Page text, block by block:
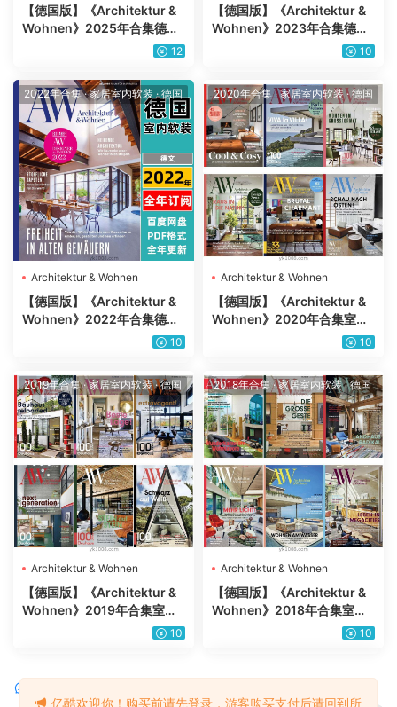
【德国版】《Architektur &
Wohnen》2025年合集德国
室内软装设计装饰pdf杂志 12
【德国版】《Architektur &
Wohnen》2023年合集德国
室内软装设计装饰pdf杂志 10
2022年合集·家居室内软装 ·德国
Architektur & Wohnen
【德国版】《Architektur &
Wohnen》2022年合集德国
室内软装设计装饰pdf杂志 10
2020年合集·家居室内软装·德国
Architektur & Wohnen
【德国版】《Architektur &
Wohnen》2020年合集室内
软装设计装饰pdf杂志（6 10
2019年合集·家居室内软装·德国
Architektur & Wohnen
【德国版】《Architektur &
Wohnen》2019年合集室内
软装设计装饰pdf杂志（6 10
2018年合集·家居室内软装·德国
Architektur & Wohnen
【德国版】《Architektur &
Wohnen》2018年合集室内
软装设计装饰pdf杂志（6 10
亿酷欢迎你！购买前请先登录，游客购买支付后请回到所